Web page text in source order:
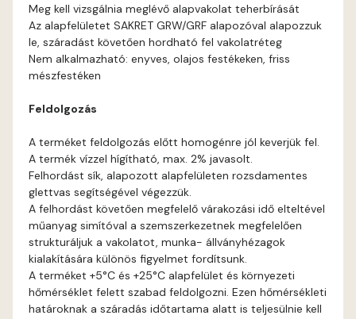
Brick E
Caramel D
Citrus C
Citrus D
Citrus E
Cobalt E
Cognac E
Meg kell vizsgálnia meglévő alapvakolat teherbírását
Az alapfelületet SAKRET GRW/GRF alapozóval alapozzuk
le, száradást követően hordható fel vakolatréteg
Nem alkalmazható: enyves, olajos festékeken, friss
mészfestéken
Feldolgozás
A terméket feldolgozás előtt homogénre jól keverjük fel.
A termék vízzel hígítható, max. 2% javasolt.
Felhordást sík, alapozott alapfelületen rozsdamentes
glettvas segítségével végezzük.
A felhordást követően megfelelő várakozási idő elteltével
műanyag simítóval a szemszerkezetnek megfelelően
strukturáljuk a vakolatot, munka- állványhézagok
kialakítására különös figyelmet fordítsunk.
A terméket +5°C és +25°C alapfelület és környezeti
hőmérséklet felett szabad feldolgozni. Ezen hőmérsékleti
határoknak a száradás időtartama alatt is teljesülnie kell